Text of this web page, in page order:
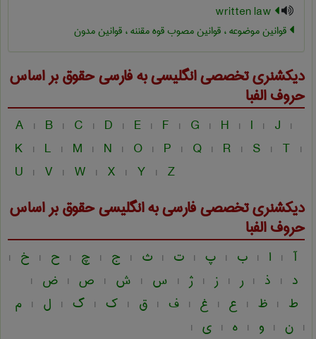
قوانین موضوعه ، قوانین مصوب قوه مقننه ، قوانین مدون
دیکشنری تخصصی انگلیسی به فارسیحقوقبر اساس
حروف الفبا
A | B | C | D | E | F | G | H | I | J |
K | L | M | N | O | P | Q | R | S | T |
U | V | W | X | Y | Z
دیکشنری تخصصی فارسی به انگلیسیحقوقبر اساس
حروف الفبا
آ | ا | ب | پ | ت | ث | ج | چ | ح | خ |
د | ذ | ر | ز | ژ | س | ش | ص | ض |
ط | ظ | ع | غ | ف | ق | ک | گ | ل | م
| ن | و | ه | ی |